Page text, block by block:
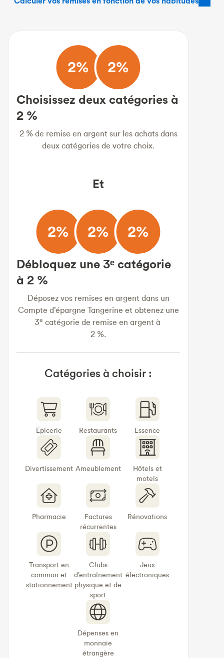
Choisissez deux catégories à
2 %
2 % de remise en argent sur les achats dans
deux catégories de votre choix.
Et
Débloquez une 3ᵉ catégorie
à 2 %
Déposez vos remises en argent dans un
Compte d’épargne Tangerine et obtenez une
3e catégorie de remise en argent à
2 %.
Catégories à choisir :
Épicerie Restaurants Essence
Divertissement Ameublement
Hôtels et
motels
Pharmacie
Factures
récurrentes
Rénovations
Transport en
commun et
stationnement
Clubs
d’entraînement
physique et de
sport
Jeux
électroniques
Dépenses en
monnaie
étrangère